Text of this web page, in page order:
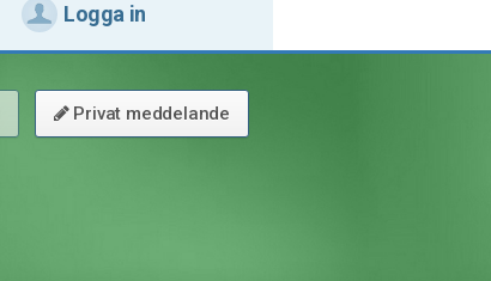
Logga in
Privat meddelande